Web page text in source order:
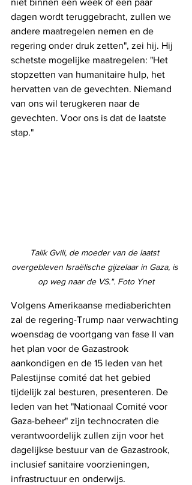
niet binnen een week of een paar
dagen wordt teruggebracht, zullen we
andere maatregelen nemen en de
regering onder druk zetten", zei hij. Hij
schetste mogelijke maatregelen: "Het
stopzetten van humanitaire hulp, het
hervatten van de gevechten. Niemand
van ons wil terugkeren naar de
gevechten. Voor ons is dat de laatste
stap."
Talik Gvili, de moeder van de laatst
overgebleven Israëlische gijzelaar in Gaza, is
op weg naar de VS.". Foto Ynet
Volgens Amerikaanse mediaberichten
zal de regering-Trump naar verwachting
woensdag de voortgang van fase II van
het plan voor de Gazastrook
aankondigen en de 15 leden van het
Palestijnse comité dat het gebied
tijdelijk zal besturen, presenteren. De
leden van het "Nationaal Comité voor
Gaza-beheer" zijn technocraten die
verantwoordelijk zullen zijn voor het
dagelijkse bestuur van de Gazastrook,
inclusief sanitaire voorzieningen,
infrastructuur en onderwijs.